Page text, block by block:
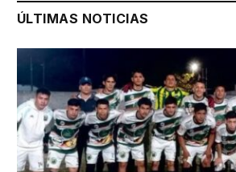
ÚLTIMAS NOTICIAS